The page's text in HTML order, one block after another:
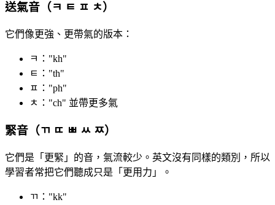
送氣音（ㅋ ㅌ ㅍ ㅊ）
它們像更強、更帶氣的版本：
ㅋ："kh"
ㅌ："th"
ㅍ："ph"
ㅊ："ch" 並帶更多氣
緊音（ㄲ ㄸ ㅃ ㅆ ㅉ）
它們是「更緊」的音，氣流較少。英文沒有同樣的類別，所以
學習者常把它們聽成只是「更用力」。
ㄲ："kk"